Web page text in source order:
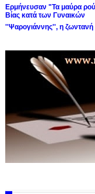
Ερμήνευσαν "Τα μαύρα
Βίας κατά των Γυναικών
''Ψαρογιάννης'', η ζωντανή